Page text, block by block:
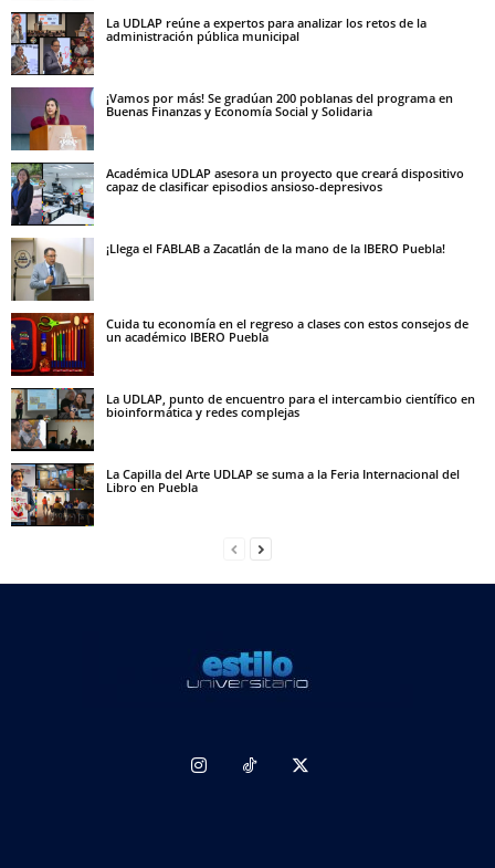
La UDLAP reúne a expertos para analizar los retos de la
administración pública municipal
¡Vamos por más! Se gradúan 200 poblanas del programa en
Buenas Finanzas y Economía Social y Solidaria
Académica UDLAP asesora un proyecto que creará dispositivo
capaz de clasificar episodios ansioso-depresivos
¡Llega el FABLAB a Zacatlán de la mano de la IBERO Puebla!
Cuida tu economía en el regreso a clases con estos consejos de
un académico IBERO Puebla
La UDLAP, punto de encuentro para el intercambio científico en
bioinformática y redes complejas
La Capilla del Arte UDLAP se suma a la Feria Internacional del
Libro en Puebla